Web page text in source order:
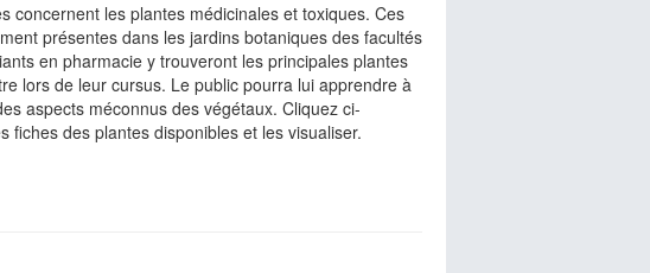
concernent les plantes médicinales et toxiques. Ces
présentes dans les jardins botaniques des facultés
en pharmacie y trouveront les principales plantes
lors de leur cursus. Le public pourra lui apprendre à
aspects méconnus des végétaux. Cliquez ci-
fiches des plantes disponibles et les visualiser.